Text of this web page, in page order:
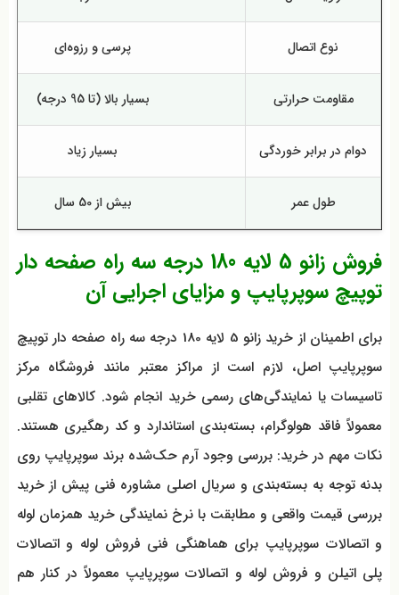
نوع اتصال پرسی و رزوه‌ای
مقاومت حرارتی بسیار بالا (تا 95 درجه)
دوام در برابر خوردگی بسیار زیاد
طول عمر بیش از 50 سال
فروش زانو 5 لایه 180 درجه سه راه صفحه دار
توپیچ سوپرپایپ و مزایای اجرایی آن
برای اطمینان از خرید زانو 5 لایه 180 درجه سه راه صفحه دار توپیچ
سوپرپایپ اصل، لازم است از مراکز معتبر مانند فروشگاه مرکز
تاسیسات یا نمایندگی‌های رسمی خرید انجام شود. کالاهای تقلبی
معمولاً فاقد هولوگرام، بسته‌بندی استاندارد و کد رهگیری هستند.
نکات مهم در خرید: بررسی وجود آرم حک‌شده برند سوپرپایپ روی
بدنه توجه به بسته‌بندی و سریال اصلی مشاوره فنی پیش از خرید
بررسی قیمت واقعی و مطابقت با نرخ نمایندگی خرید همزمان لوله
و اتصالات سوپرپایپ برای هماهنگی فنی فروش لوله و اتصالات
پلی اتیلن و فروش لوله و اتصالات سوپرپایپ معمولاً در کنار هم